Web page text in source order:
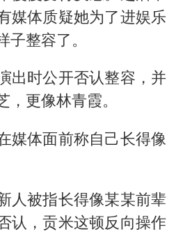
媒体质疑她为了进娱乐
整容了。
出时公开否认整容，并
更像林青霞。
媒体面前称自己长得像
人被指长得像某某前辈
认，贡米这顿反向操作